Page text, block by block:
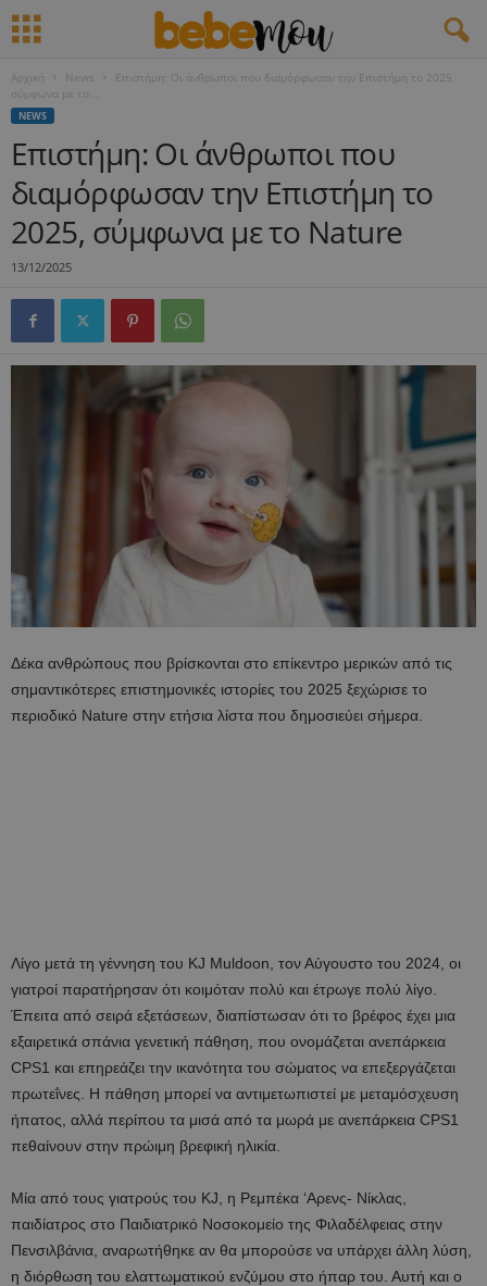
Αρχική News
Επιστήμη: Οι άνθρωποι που διαμόρφωσαν την Επιστήμη το 2025,
σύμφωνα με το...
NEWS
Επιστήμη: Οι άνθρωποι που
διαμόρφωσαν την Επιστήμη το
2025, σύμφωνα με το Nature
13/12/2025
Δέκα ανθρώπους που βρίσκονται στο επίκεντρο μερικών από τις
σημαντικότερες επιστημονικές ιστορίες του 2025 ξεχώρισε το
περιοδικό Nature στην ετήσια λίστα που δημοσιεύει σήμερα.
Λίγο μετά τη γέννηση του KJ Muldoon, τον Αύγουστο του 2024, οι
γιατροί παρατήρησαν ότι κοιμόταν πολύ και έτρωγε πολύ λίγο.
Έπειτα από σειρά εξετάσεων, διαπίστωσαν ότι το βρέφος έχει μια
εξαιρετικά σπάνια γενετική πάθηση, που ονομάζεται ανεπάρκεια
CPS1 και επηρεάζει την ικανότητα του σώματος να επεξεργάζεται
πρωτεΐνες. Η πάθηση μπορεί να αντιμετωπιστεί με μεταμόσχευση
ήπατος, αλλά περίπου τα μισά από τα μωρά με ανεπάρκεια CPS1
πεθαίνουν στην πρώιμη βρεφική ηλικία.
Μία από τους γιατρούς του KJ, η Ρεμπέκα ‘Αρενς- Νίκλας,
παιδίατρος στο Παιδιατρικό Νοσοκομείο της Φιλαδέλφειας στην
Πενσιλβάνια, αναρωτήθηκε αν θα μπορούσε να υπάρχει άλλη λύση,
η διόρθωση του ελαττωματικού ενζύμου στο ήπαρ του. Αυτή και ο